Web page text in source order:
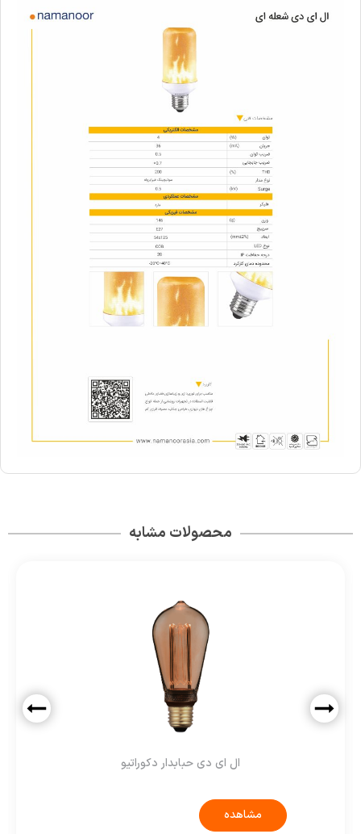
محصولات مشابه
ال ای دی حبابدار دکوراتیو
مشاهده